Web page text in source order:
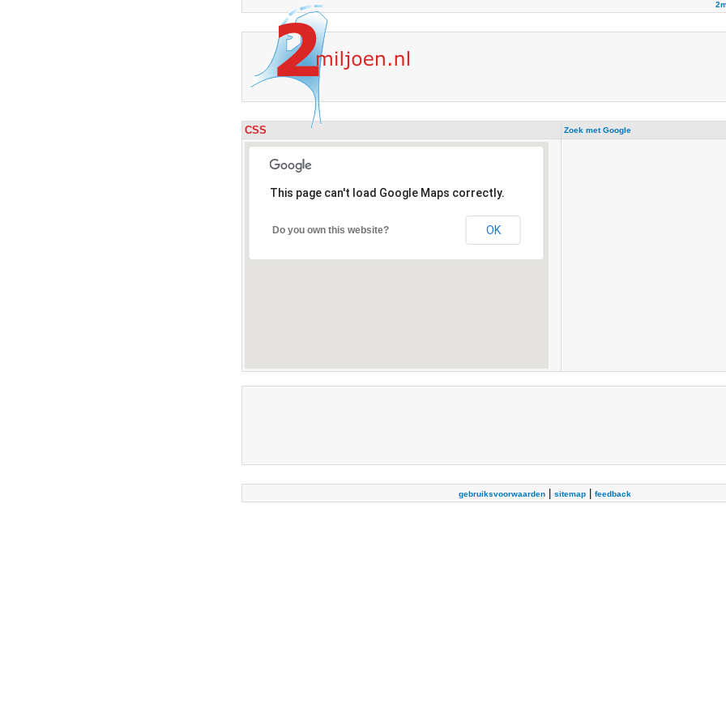
CSS Zoek met Google
This page can't load Google Maps correctly.
Do you own this website? OK
gebruiksvoorwaarden| sitemap| feedback